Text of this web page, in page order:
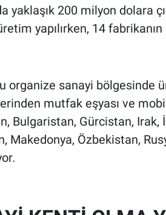
yaklaşık 200 milyon dolara
yapılırken, 14
organize sanayi bölgesinde
mutfak eşyası ve
Bulgaristan, Gürcistan, Irak,
Makedonya, Özbekistan,